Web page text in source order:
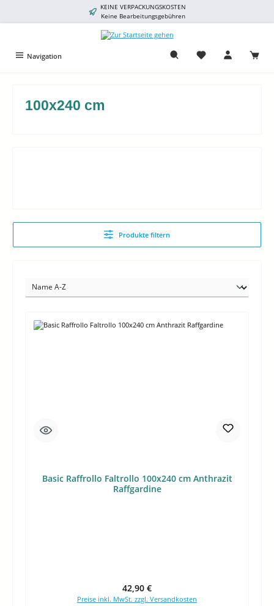
KEINE VERPACKUNGSKOSTEN
Keine Bearbeitungsgebühren
Navigation
100x240 cm
Produkte filtern
Basic Raffrollo Faltrollo 100x240 cm Anthrazit
Raffgardine
Regulärer Preis:
42,90 €
Preise inkl. MwSt. zzgl. Versandkosten